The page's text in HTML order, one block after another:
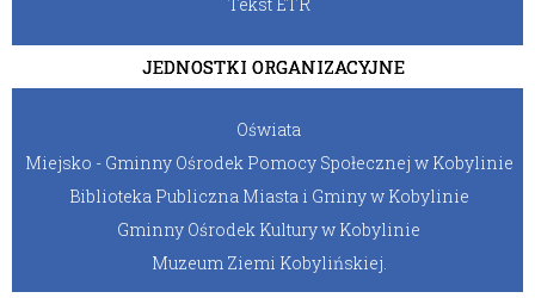
JEDNOSTKI ORGANIZACYJNE
Oświata
Miejsko - Gminny Ośrodek Pomocy Społecznej w Kobylinie
Biblioteka Publiczna Miasta i Gminy w Kobylinie
Gminny Ośrodek Kultury w Kobylinie
Muzeum Ziemi Kobylińskiej.